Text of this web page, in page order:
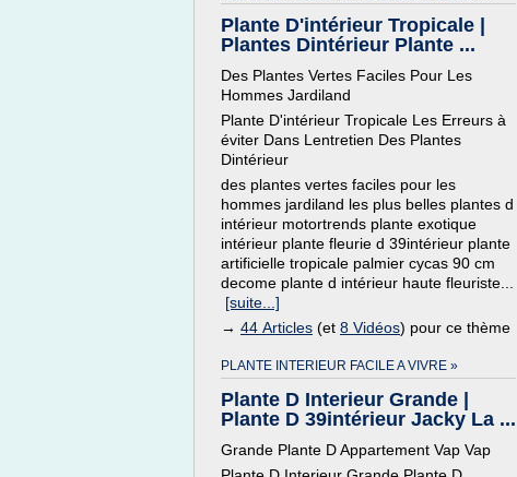
Plante D'intérieur Tropicale |
Plantes Dintérieur Plante ...
Des Plantes Vertes Faciles Pour Les
Hommes Jardiland
Plante D'intérieur Tropicale Les Erreurs à
éviter Dans Lentretien Des Plantes
Dintérieur
des plantes vertes faciles pour les
hommes jardiland les plus belles plantes d
intérieur motortrends plante exotique
intérieur plante fleurie d 39intérieur plante
artificielle tropicale palmier cycas 90 cm
decome plante d intérieur haute fleuriste...
[suite...]
→ 44 Articles (et 8 Vidéos) pour ce thème
PLANTE INTERIEUR FACILE A VIVRE »
Plante D Interieur Grande |
Plante D 39intérieur Jacky La ...
Grande Plante D Appartement Vap Vap